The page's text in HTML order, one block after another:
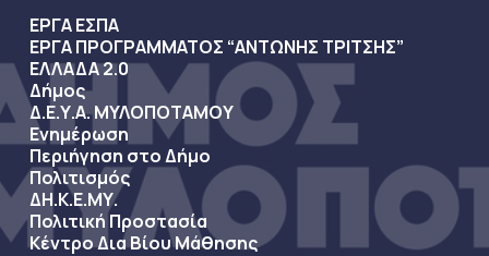
ΕΡΓΑ ΕΣΠΑ
ΕΡΓΑ ΠΡΟΓΡΑΜΜΑΤΟΣ “ΑΝΤΩΝΗΣ ΤΡΙΤΣΗΣ”
ΕΛΛΑΔΑ 2.0
Δήμος
Δ.Ε.Υ.Α. ΜΥΛΟΠΟΤΑΜΟΥ
Ενημέρωση
Περιήγηση στο Δήμο
Πολιτισμός
ΔΗ.Κ.Ε.ΜΥ.
Πολιτική Προστασία
Κέντρο Δια Βίου Μάθησης